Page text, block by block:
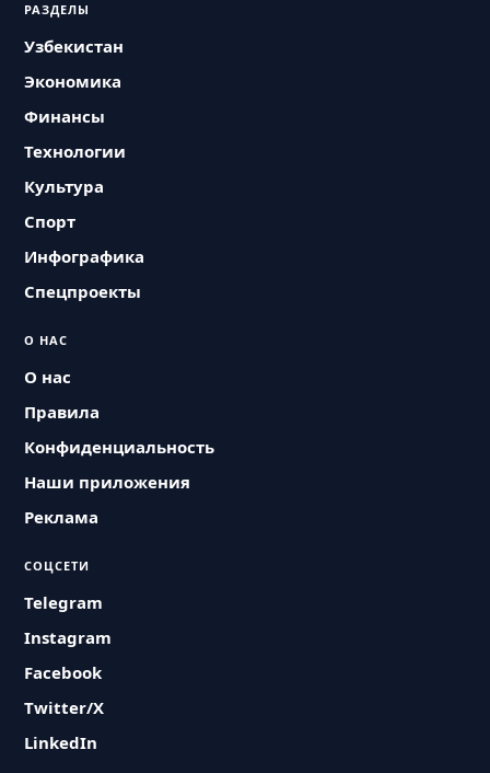
РАЗДЕЛЫ
Узбекистан
Экономика
Финансы
Технологии
Культура
Спорт
Инфографика
Спецпроекты
О НАС
О нас
Правила
Конфиденциальность
Наши приложения
Реклама
СОЦСЕТИ
Telegram
Instagram
Facebook
Twitter/X
LinkedIn